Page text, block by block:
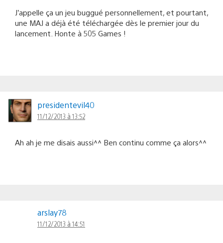
J’appelle ça un jeu buggué personnellement, et pourtant,
une MAJ a déjà été téléchargée dès le premier jour du
lancement. Honte à 505 Games !
presidentevil40
11/12/2013 à 13:52
Ah ah je me disais aussi^^ Ben continu comme ça alors^^
arslay78
11/12/2013 à 14:51